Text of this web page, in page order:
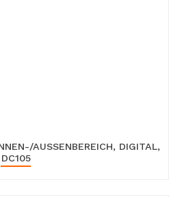
AUSSENBEREICH, DIGITAL, D
C105